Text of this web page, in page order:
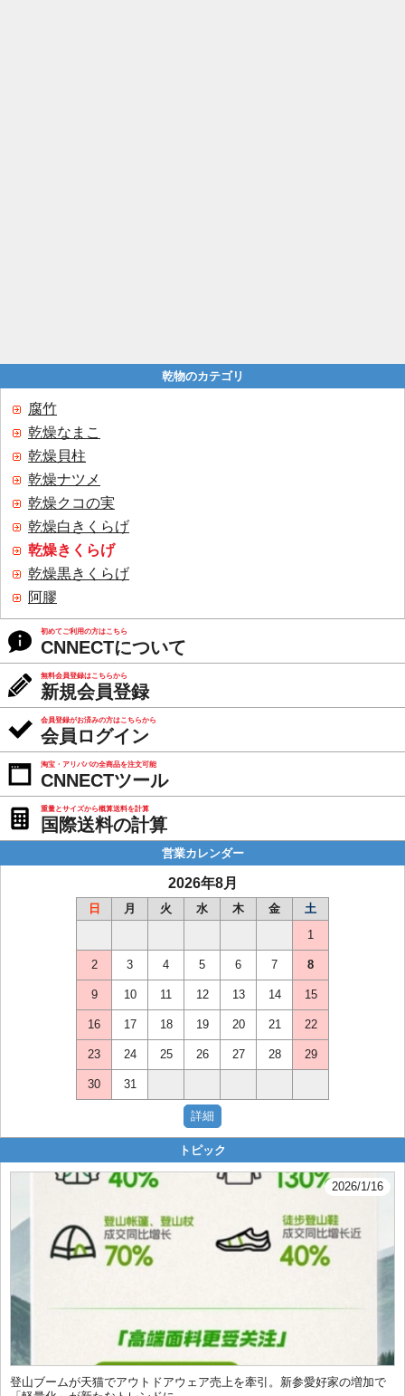
乾物のカテゴリ
腐竹
乾燥なまこ
乾燥貝柱
乾燥ナツメ
乾燥クコの実
乾燥白きくらげ
乾燥きくらげ
乾燥黒きくらげ
阿膠
初めてご利用の方はこちら
CNNECTについて
無料会員登録はこちらから
新規会員登録
会員登録がお済みの方はこちらから
会員ログイン
淘宝・アリババの全商品を注文可能
CNNECTツール
重量とサイズから概算送料を計算
国際送料の計算
営業カレンダー
2026年8月
日 月 火 水 木 金
土
1
2 3 4 5 6 7 8
9 10 11 12 13 14 15
16 17 18 19 20 21 22
23 24 25 26 27 28 29
30 31
トピック
2026/1/16
登山ブームが天猫でアウトドアウェア売上を牽引。新参愛好家の増加で